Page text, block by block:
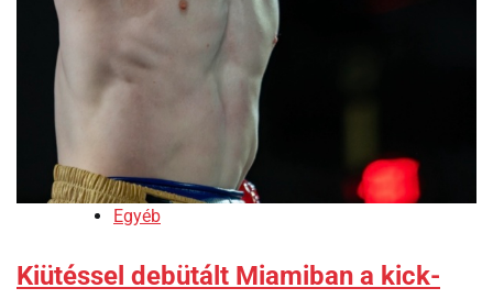
Egyéb
Kiütéssel debütált Miamiban a kick-